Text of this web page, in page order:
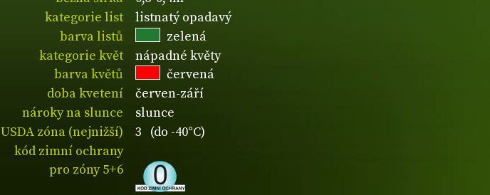
kategorie list
listnatý opadavý
barva listů
zelená
kategorie květ
nápadné květy
barva květů
červená
doba kvetení
červen-září
nároky na slunce
slunce
USDA zóna (nejnižší)
3 (do -40°C)
kód zimní ochrany
pro zóny 5+6